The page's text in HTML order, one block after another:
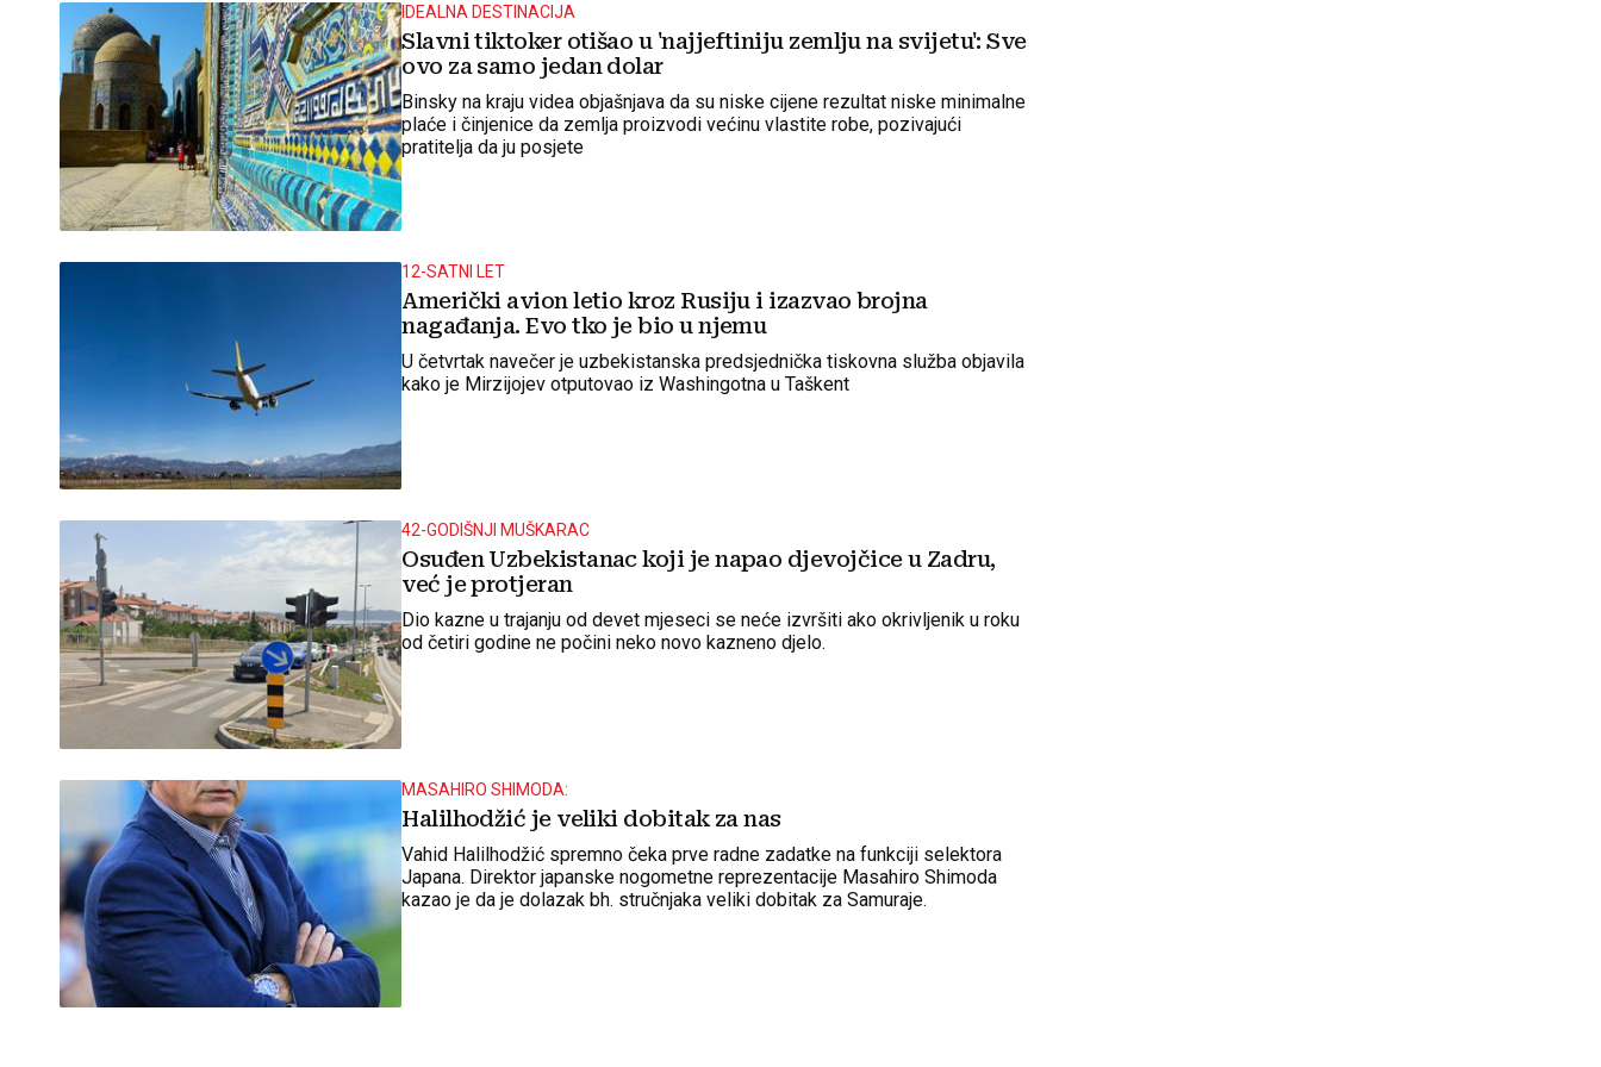
IDEALNA DESTINACIJA
Slavni tiktoker otišao u 'najjeftiniju zemlju na svijetu': Sve
ovo za samo jedan dolar
Binsky na kraju videa objašnjava da su niske cijene rezultat niske minimalne
plaće i činjenice da zemlja proizvodi većinu vlastite robe, pozivajući
pratitelja da ju posjete
12-SATNI LET
Američki avion letio kroz Rusiju i izazvao brojna
nagađanja. Evo tko je bio u njemu
U četvrtak navečer je uzbekistanska predsjednička tiskovna služba objavila
kako je Mirzijojev otputovao iz Washingotna u Taškent
42-GODIŠNJI MUŠKARAC
Osuđen Uzbekistanac koji je napao djevojčice u Zadru,
već je protjeran
Dio kazne u trajanju od devet mjeseci se neće izvršiti ako okrivljenik u roku
od četiri godine ne počini neko novo kazneno djelo.
MASAHIRO SHIMODA:
Halilhodžić je veliki dobitak za nas
Vahid Halilhodžić spremno čeka prve radne zadatke na funkciji selektora
Japana. Direktor japanske nogometne reprezentacije Masahiro Shimoda
kazao je da je dolazak bh. stručnjaka veliki dobitak za Samuraje.